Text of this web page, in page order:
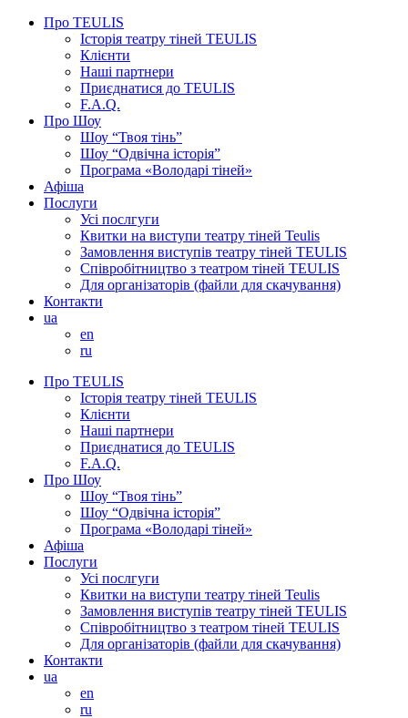
Про TEULIS
Історія театру тіней TEULIS
Клієнти
Наші партнери
Приєднатися до TEULIS
F.A.Q.
Про Шоу
Шоу “Твоя тінь”
Шоу “Одвічна історія”
Програма «Володарі тіней»
Афіша
Послуги
Усі послгуги
Квитки на виступи театру тіней Teulis
Замовлення виступів театру тіней TEULIS
Співробітництво з театром тіней TEULIS
Для організаторів (файли для скачування)
Контакти
ua
en
ru
Про TEULIS
Історія театру тіней TEULIS
Клієнти
Наші партнери
Приєднатися до TEULIS
F.A.Q.
Про Шоу
Шоу “Твоя тінь”
Шоу “Одвічна історія”
Програма «Володарі тіней»
Афіша
Послуги
Усі послгуги
Квитки на виступи театру тіней Teulis
Замовлення виступів театру тіней TEULIS
Співробітництво з театром тіней TEULIS
Для організаторів (файли для скачування)
Контакти
ua
en
ru